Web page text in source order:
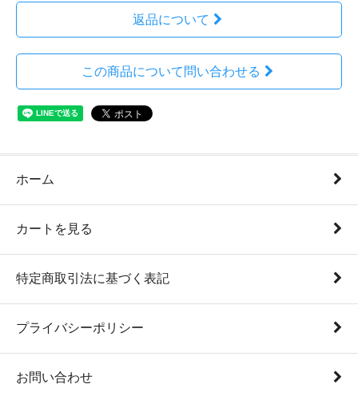
返品について
この商品について問い合わせる
ホーム
カートを見る
特定商取引法に基づく表記
プライバシーポリシー
お問い合わせ